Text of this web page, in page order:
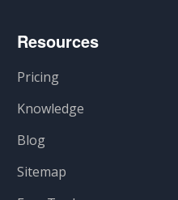
Resources
Pricing
Knowledge
Blog
Sitemap